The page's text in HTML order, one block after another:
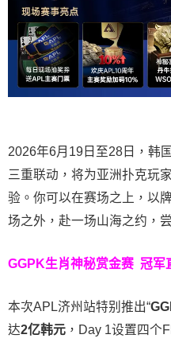
2026年6月19日至28日，韩
三重联动，将为亚洲扑克玩
验。 你可以在赛场之上，以
场之外，赴一场山海之约，
GGPK生肖神秘赏金赛 冠军
本次APL济州站特别推出“
达2亿韩元 ，Day 1设置四个